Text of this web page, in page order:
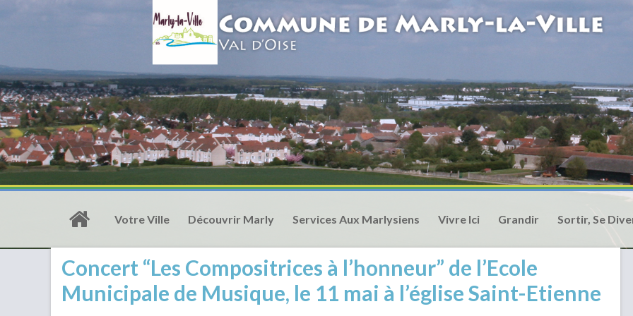
Votre Ville Découvrir Marly Services Aux Marlysiens Vivre Ici Grandir Sortir, Se
Concert “Les Compositrices à l’honneur” de l’Ecole
Municipale de Musique, le 11 mai à l’église Saint-Etienne